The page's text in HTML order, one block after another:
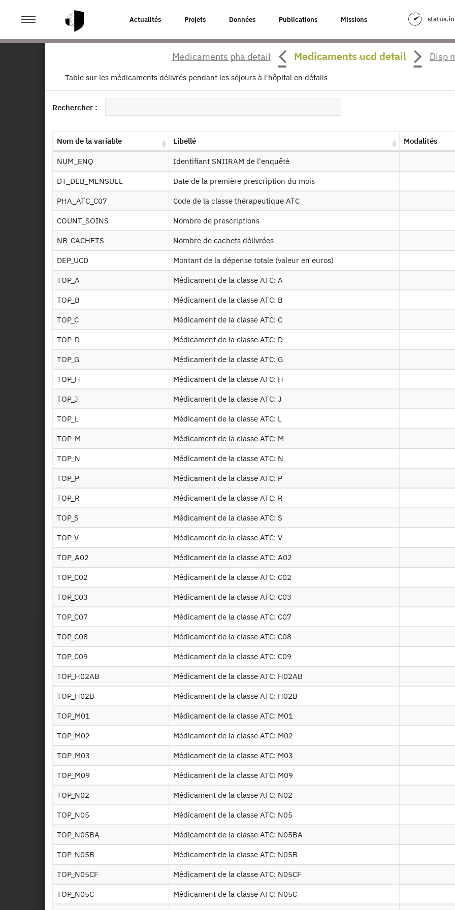
Actualités Projets Données Publications Missions status.io
ACCUEIL PAGE PRODUIT
Dessin de fichier
Retour à la source
CT_Conso_Soins : Conditions de
données de consommations de soins -
Autorisation :
Dessin de fichier
Infoben2017
Ct ind g5 2016 Tables sur les pathologies de 2012 à
Ald
Soins ext Table sur les actes facturés par les
Soins ville
spécialité
Medicaments pha detail
Disp med f dm2300
Disp med f dm3170
Valo had sseq 2016 f
Medicaments pha detail Medicaments ucd detail Disp
Table sur les médicaments délivrés pendant les séjours à l'hôpital en détails
Rechercher :
Nom de la variable Libellé Modalités
NUM_ENQ Identifiant SNIIRAM de l'enquêté
DT_DEB_MENSUEL Date de la première prescription du mois
PHA_ATC_C07 Code de la classe thérapeutique ATC
COUNT_SOINS Nombre de prescriptions
NB_CACHETS Nombre de cachets délivrées
DEP_UCD Montant de la dépense totale (valeur en euros)
TOP_A Médicament de la classe ATC: A
TOP_B Médicament de la classe ATC: B
TOP_C Médicament de la classe ATC: C
TOP_D Médicament de la classe ATC: D
TOP_G Médicament de la classe ATC: G
TOP_H Médicament de la classe ATC: H
TOP_J Médicament de la classe ATC: J
TOP_L Médicament de la classe ATC: L
TOP_M Médicament de la classe ATC: M
TOP_N Médicament de la classe ATC: N
TOP_P Médicament de la classe ATC: P
TOP_R Médicament de la classe ATC: R
TOP_S Médicament de la classe ATC: S
TOP_V Médicament de la classe ATC: V
TOP_A02 Médicament de la classe ATC: A02
TOP_C02 Médicament de la classe ATC: C02
TOP_C03 Médicament de la classe ATC: C03
TOP_C07 Médicament de la classe ATC: C07
TOP_C08 Médicament de la classe ATC: C08
TOP_C09 Médicament de la classe ATC: C09
TOP_H02AB Médicament de la classe ATC: H02AB
TOP_H02B Médicament de la classe ATC: H02B
TOP_M01 Médicament de la classe ATC: M01
TOP_M02 Médicament de la classe ATC: M02
TOP_M03 Médicament de la classe ATC: M03
TOP_M09 Médicament de la classe ATC: M09
TOP_N02 Médicament de la classe ATC: N02
TOP_N05 Médicament de la classe ATC: N05
TOP_N05BA Médicament de la classe ATC: N05BA
TOP_N05B Médicament de la classe ATC: N05B
TOP_N05CF Médicament de la classe ATC: N05CF
TOP_N05C Médicament de la classe ATC: N05C
Identifiant persistant
RPS_2016 : https://doi.org/10.34724/CASD.347.2816.V1
Contact
Plan d’accès
Newsletter
Mentions légales
Protection des données personnelles